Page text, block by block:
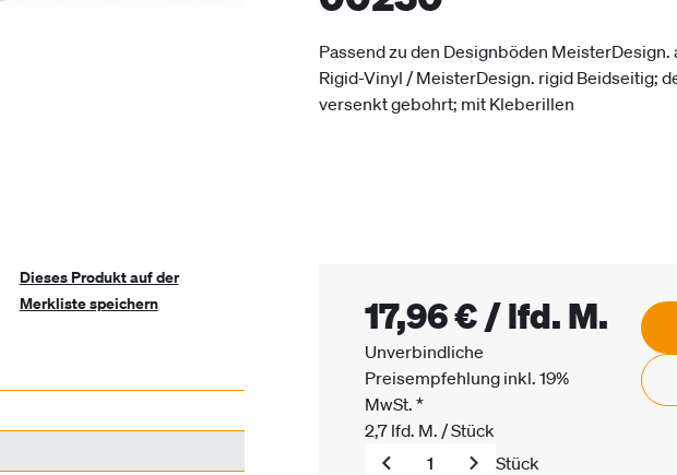
Passend zu den Designböden
Rigid-Vinyl / MeisterDesign. rigid Beidseitig;
versenkt gebohrt; mit Kleberillen
Dieses Produkt auf der
Merkliste speichern
17,96 €/lfd. M.
Unverbindliche
Preisempfehlung inkl. 19%
MwSt. *
2,7 lfd. M. /Stück
Stück